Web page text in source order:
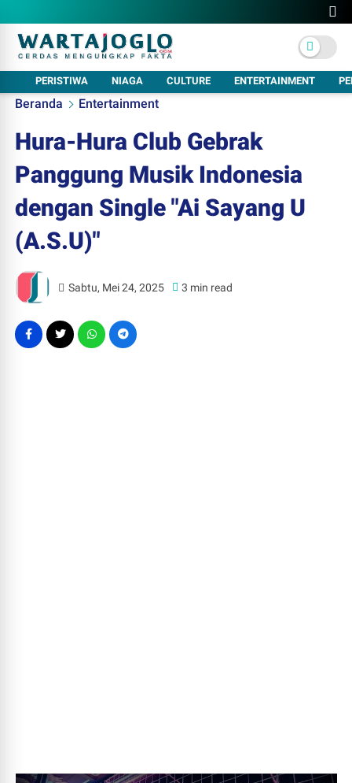
PERISTIWA NIAGA CULTURE ENTERTAINMENT
Beranda Entertainment
Hura-Hura Club Gebrak
Panggung Musik Indonesia
dengan Single "Ai Sayang U
(A.S.U)"
Sabtu, Mei 24, 2025 3 min read